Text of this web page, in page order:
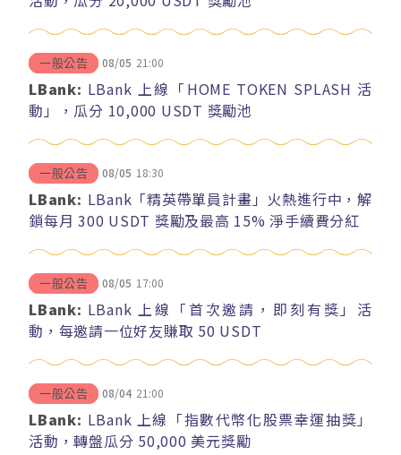
一般公告 08/05 21:00
LBank: LBank 上線「HOME TOKEN SPLASH 活
動」，瓜分 10,000 USDT 獎勵池
一般公告 08/05 18:30
LBank: LBank「精英帶單員計畫」火熱進行中，解
鎖每月 300 USDT 獎勵及最高 15% 淨手續費分紅
一般公告 08/05 17:00
LBank: LBank 上線「首次邀請，即刻有獎」活
動，每邀請一位好友賺取 50 USDT
一般公告 08/04 21:00
LBank: LBank 上線「指數代幣化股票幸運抽獎」
活動，轉盤瓜分 50,000 美元獎勵